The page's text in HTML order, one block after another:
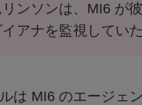
リンソンは、MI6 が
アナを監視していた
は MI6 のエージェ